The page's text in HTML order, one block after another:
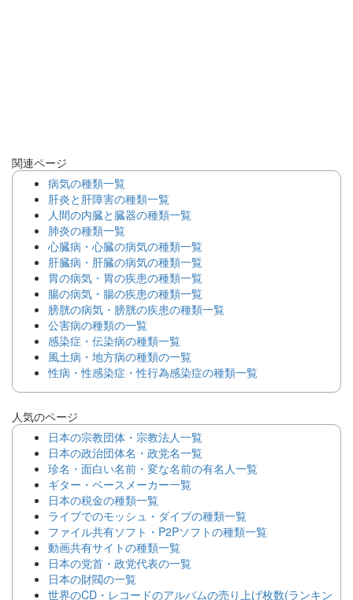
関連ページ
病気の種類一覧
肝炎と肝障害の種類一覧
人間の内臓と臓器の種類一覧
肺炎の種類一覧
心臓病・心臓の病気の種類一覧
肝臓病・肝臓の病気の種類一覧
胃の病気・胃の疾患の種類一覧
腸の病気・腸の疾患の種類一覧
膀胱の病気・膀胱の疾患の種類一覧
公害病の種類の一覧
感染症・伝染病の種類一覧
風土病・地方病の種類の一覧
性病・性感染症・性行為感染症の種類一覧
人気のページ
日本の宗教団体・宗教法人一覧
日本の政治団体名・政党名一覧
珍名・面白い名前・変な名前の有名人一覧
ギター・ベースメーカー一覧
日本の税金の種類一覧
ライブでのモッシュ・ダイブの種類一覧
ファイル共有ソフト・P2Pソフトの種類一覧
動画共有サイトの種類一覧
日本の党首・政党代表の一覧
日本の財閥の一覧
世界のCD・レコードのアルバムの売り上げ枚数(ランキン